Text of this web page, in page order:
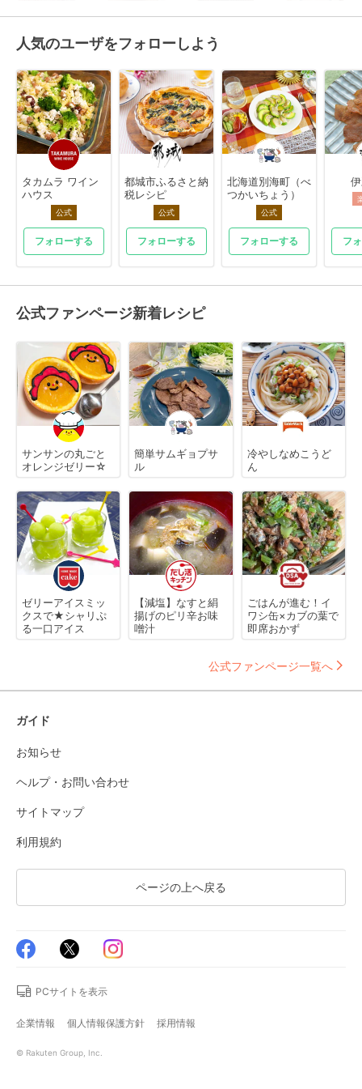
人気のユーザをフォローしよう
タカムラ ワイン
ハウス
公式
フォローする
都城市ふるさと納
税レシピ
公式
フォローする
北海道別海町（べ
つかいちょう）
公式
フォローする フ
公式ファンページ新着レシピ
サンサンの丸ごと
オレンジゼリー☆
簡単サムギョプサ
ル
冷やしなめこうど
ん
ゼリーアイスミッ
クスで★シャリぷ
る一口アイス
【減塩】なすと絹
揚げのピリ辛お味
噌汁
ごはんが進む！イ
ワシ缶×カブの葉で
即席おかず
公式ファンページ一覧へ
ガイド
お知らせ
ヘルプ・お問い合わせ
サイトマップ
利用規約
ページの上へ戻る
PCサイトを表示
企業情報 個人情報保護方針 採用情報
© Rakuten Group, Inc.